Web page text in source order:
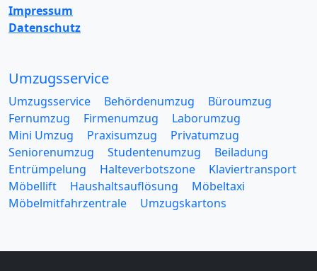
Impressum
Datenschutz
Umzugsservice
Umzugsservice Behördenumzug
Büroumzug
Fernumzug
Firmenumzug
Laborumzug
Mini Umzug
Praxisumzug
Privatumzug
Seniorenumzug
Studentenumzug
Beiladung
Entrümpelung
Halteverbotszone
Klaviertransport
Möbellift
Haushaltsauflösung
Möbeltaxi
Möbelmitfahrzentrale
Umzugskartons